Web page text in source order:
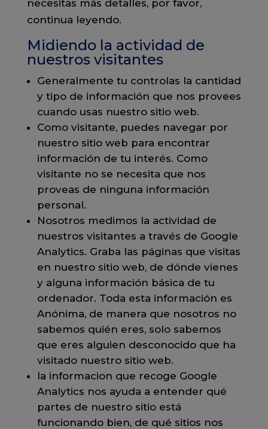
necesitas más detalles, por favor,
continua leyendo.
Midiendo la actividad de
nuestros visitantes
Generalmente tu controlas la cantidad
y tipo de información que nos provees
cuando usas nuestro sitio web.
Como visitante, puedes navegar por
nuestro sitio web para encontrar
información de tu interés. Como
visitante no se necesita que nos
proveas de ninguna información
personal.
Nosotros medimos la actividad de
nuestros visitantes a través de Google
Analytics. Graba las páginas que visitas
en nuestro sitio web, de dónde vienes
y alguna información básica de tu
ordenador. Toda esta información es
Anónima, de manera que nosotros no
sabemos quién eres, solo sabemos
que eres alguien desconocido que ha
visitado nuestro sitio web.
la informacion que recoge Google
Analytics nos ayuda a entender qué
partes de nuestro sitio está
funcionando bien, de qué sitios nos